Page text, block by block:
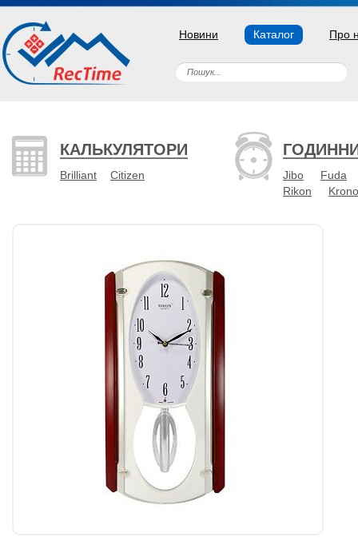
Новини Каталог Про
КАЛЬКУЛЯТОРИ
Brilliant Citizen Jibo
Fuda
Rikon